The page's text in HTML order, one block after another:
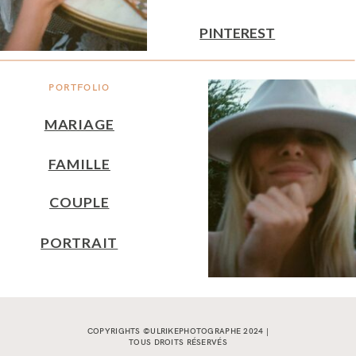
PORTFOLIO
MARIAGE
FAMILLE
PINTEREST
COUPLE
PORTRAIT
COPYRIGHTS ©ULRIKEPHOTOGRAPHE 2024 |
TOUS DROITS RÉSERVÉS